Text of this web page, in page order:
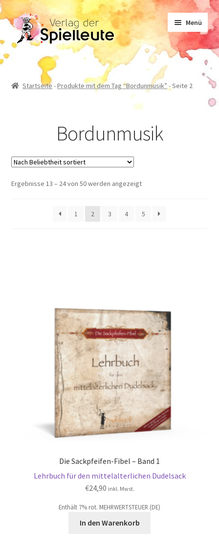
Zur
Navigation
springen
Zum
Inhalt
springen
Menü
Noten
Sachliteratur
Geschichten
Startseite -Produkte mit dem Tag “Bordunmusik”-Seite 2
Bordunmusik
Ergebnisse 13 – 24 von 50 werden angezeigtNach
1
2 3 4 5
Die Sackpfeifen-Fibel – Band 1
Lehrbuch für den mittelalterlichen Dudelsack
€24,90 inkl. Mwst.
Enthält 7% rot. MEHRWERTSTEUER (DE)
In den Warenkorb